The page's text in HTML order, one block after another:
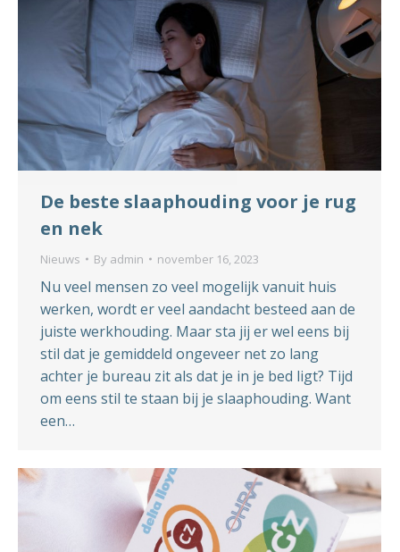
De beste slaaphouding voor je rug
en nek
Nieuws By admin november 16, 2023
Nu veel mensen zo veel mogelijk vanuit huis
werken, wordt er veel aandacht besteed aan de
juiste werkhouding. Maar sta jij er wel eens bij
stil dat je gemiddeld ongeveer net zo lang
achter je bureau zit als dat je in je bed ligt? Tijd
om eens stil te staan bij je slaaphouding. Want
een…